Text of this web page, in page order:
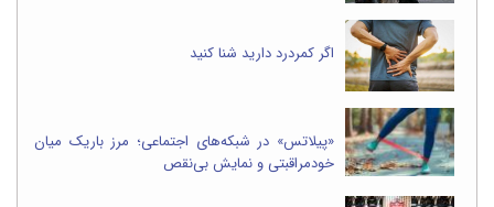
اگر کمردرد دارید شنا کنید
«پیلاتس» در شبکه‌های اجتماعی؛ مرز باریک میان
خودمراقبتی و نمایش بی‌نقص